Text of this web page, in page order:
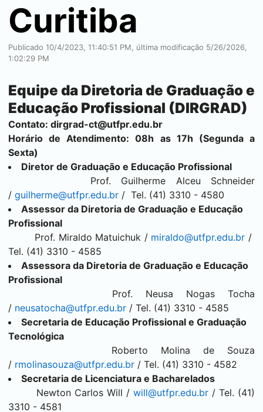
Curitiba
Publicado 10/4/2023, 11:40:51 PM, última modificação 5/26/2026,
1:02:29 PM
Equipe da Diretoria de Graduação e
Educação Profissional (DIRGRAD)
Contato: dirgrad-ct@utfpr.edu.br
Horário de Atendimento: 08h as 17h (Segunda a
Sexta)
Diretor de Graduação e Educação Profissional
Prof. Guilherme Alceu Schneider
/ guilherme@utfpr.edu.br / Tel. (41) 3310 - 4580
Assessor da Diretoria de Graduação e Educação
Profissional
Prof. Miraldo Matuichuk / miraldo@utfpr.edu.br /
Tel. (41) 3310 - 4585
Assessora da Diretoria de Graduação e Educação
Profissional
Prof. Neusa Nogas Tocha
/ neusatocha@utfpr.edu.br / Tel. (41) 3310 - 4585
Secretaria de Educação Profissional e Graduação
Tecnológica
Roberto Molina de Souza
/ rmolinasouza@utfpr.edu.br / Tel. (41) 3310 - 4582
Secretaria de Licenciatura e Bacharelados
Newton Carlos Will / will@utfpr.edu.br / Tel. (41)
3310 - 4581